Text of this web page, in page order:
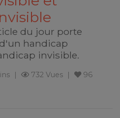
du jour porte
handicap
invisible.
732 Vues
96